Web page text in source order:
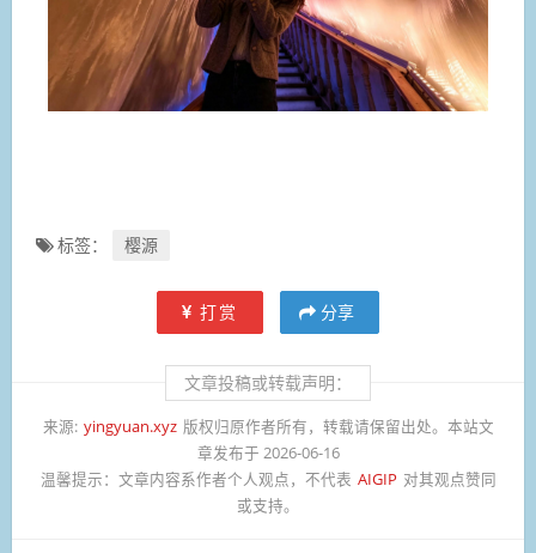
标签： 樱源
打赏 分享
文章投稿或转载声明：
来源: yingyuan.xyz 版权归原作者所有，转载请保留出处。本站文
章发布于 2026-06-16
温馨提示： 文章内容系作者个人观点，不代表 AIGIP 对其观点赞同
或支持。